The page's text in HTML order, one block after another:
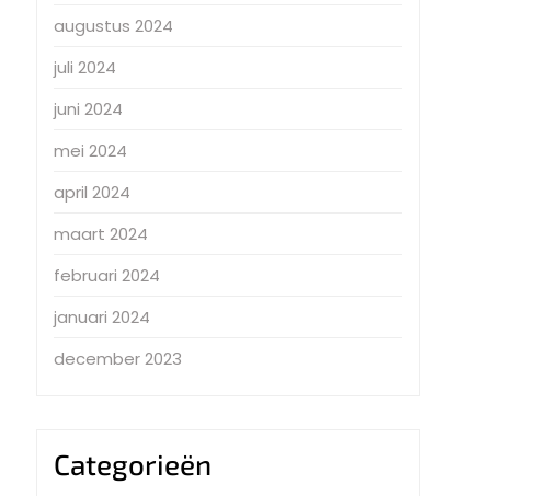
augustus 2024
juli 2024
juni 2024
mei 2024
april 2024
maart 2024
februari 2024
januari 2024
december 2023
Categorieën